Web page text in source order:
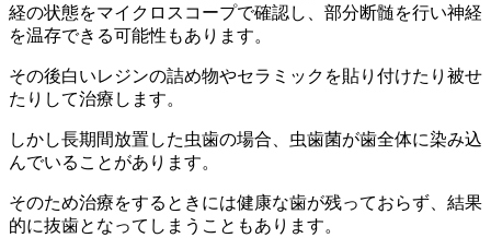
経の状態をマイクロスコープで確認し、部分断髄を行い神経
を温存できる可能性もあります。
その後白いレジンの詰め物やセラミックを貼り付けたり被せ
たりして治療します。
しかし長期間放置した虫歯の場合、虫歯菌が歯全体に染み込
んでいることがあります。
そのため治療をするときには健康な歯が残っておらず、結果
的に抜歯となってしまうこともあります。